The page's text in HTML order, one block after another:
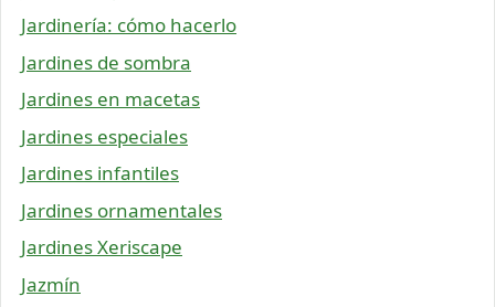
Jardinería: cómo hacerlo
Jardines de sombra
Jardines en macetas
Jardines especiales
Jardines infantiles
Jardines ornamentales
Jardines Xeriscape
Jazmín